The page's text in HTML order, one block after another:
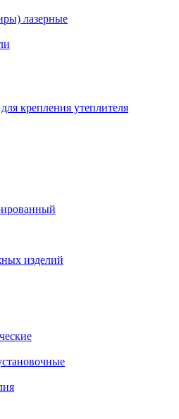
лазерные
крепления утеплителя
изделий